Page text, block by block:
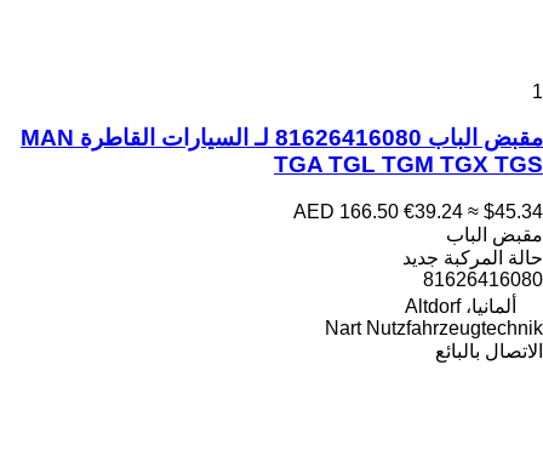
1
مقبض الباب 81626416080 لـ السيارات القاطرة MAN
TGA TGL TGM TGX TGS
AED 166.50 €39.24 ≈ $45.34
مقبض الباب
حالة المركبة جديد
81626416080
ألمانيا، Altdorf
Nart Nutzfahrzeugtechnik
الاتصال بالبائع